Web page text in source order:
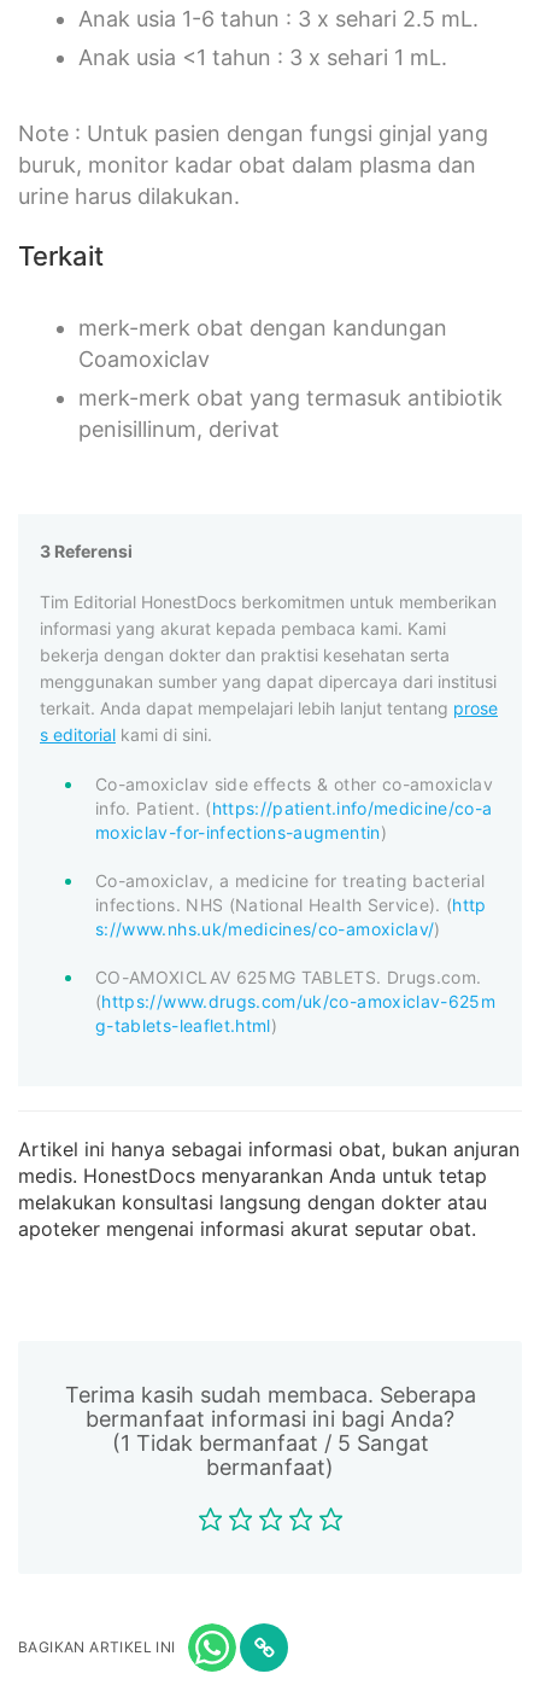
Anak usia 1-6 tahun : 3 x sehari 2.5 mL.
Anak usia <1 tahun : 3 x sehari 1 mL.
Note : Untuk pasien dengan fungsi ginjal yang
buruk, monitor kadar obat dalam plasma dan
urine harus dilakukan.
Terkait
merk-merk obat dengan kandungan
Coamoxiclav
merk-merk obat yang termasuk antibiotik
penisillinum, derivat
3 Referensi
Tim Editorial HonestDocs berkomitmen untuk memberikan
informasi yang akurat kepada pembaca kami. Kami
bekerja dengan dokter dan praktisi kesehatan serta
menggunakan sumber yang dapat dipercaya dari institusi
terkait. Anda dapat mempelajari lebih lanjut tentang prose
s editorial kami di sini.
Co-amoxiclav side effects & other co-amoxiclav
info. Patient. (https://patient.info/medicine/co-a
moxiclav-for-infections-augmentin)
Co-amoxiclav, a medicine for treating bacterial
infections. NHS (National Health Service). (http
s://www.nhs.uk/medicines/co-amoxiclav/)
CO-AMOXICLAV 625MG TABLETS. Drugs.com.
(https://www.drugs.com/uk/co-amoxiclav-625m
g-tablets-leaflet.html)
Artikel ini hanya sebagai informasi obat, bukan anjuran
medis. HonestDocs menyarankan Anda untuk tetap
melakukan konsultasi langsung dengan dokter atau
apoteker mengenai informasi akurat seputar obat.
Terima kasih sudah membaca. Seberapa
bermanfaat informasi ini bagi Anda?
(1 Tidak bermanfaat / 5 Sangat
bermanfaat)
BAGIKAN ARTIKEL INI